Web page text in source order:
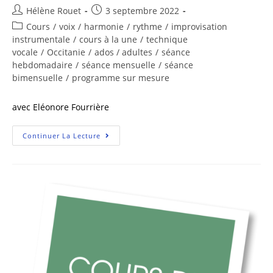
Hélène Rouet
3 septembre 2022
Cours / voix / harmonie / rythme / improvisation
instrumentale / cours à la une / technique
vocale / Occitanie / ados / adultes / séance
hebdomadaire / séance mensuelle / séance
bimensuelle / programme sur mesure
avec Eléonore Fourrière
Continuer La Lecture